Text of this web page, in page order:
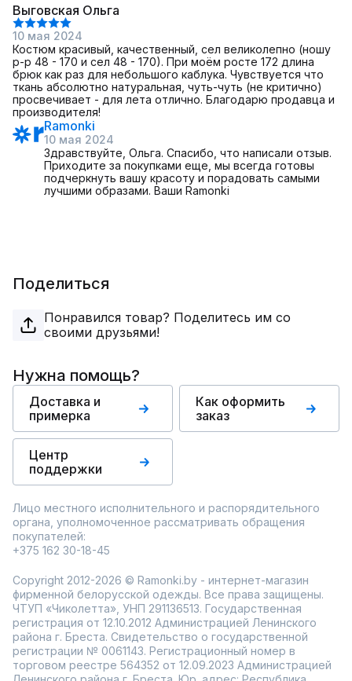
Выговская Ольга
10 мая 2024
Костюм красивый, качественный, сел великолепно (ношу
р-р 48 - 170 и сел 48 - 170). При моём росте 172 длина
брюк как раз для небольшого каблука. Чувствуется что
ткань абсолютно натуральная, чуть-чуть (не критично)
просвечивает - для лета отлично. Благодарю продавца и
производителя!
Ramonki
10 мая 2024
Здравствуйте, Ольга. Спасибо, что написали отзыв.
Приходите за покупками еще, мы всегда готовы
подчеркнуть вашу красоту и порадовать самыми
лучшими образами. Ваши Ramonki
Поделиться
Понравился товар? Поделитесь им со
своими друзьями!
Нужна помощь?
Доставка и
примерка
Как оформить
заказ
Центр
поддержки
Лицо местного исполнительного и распорядительного
органа, уполномоченное рассматривать обращения
покупателей:
+375 162 30-18-45
Copyright 2012-2026 © Ramonki.by - интернет-магазин
фирменной белорусской одежды. Все права защищены.
ЧТУП «Чиколетта», УНП 291136513. Государственная
регистрация от 12.10.2012 Администрацией Ленинского
района г. Бреста. Свидетельство о государственной
регистрации № 0061143. Регистрационный номер в
торговом реестре 564352 от 12.09.2023 Администрацией